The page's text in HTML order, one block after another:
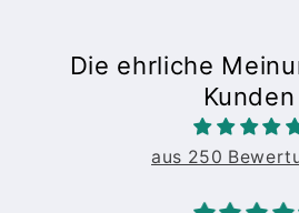
Die ehrliche
Kunden
aus 250